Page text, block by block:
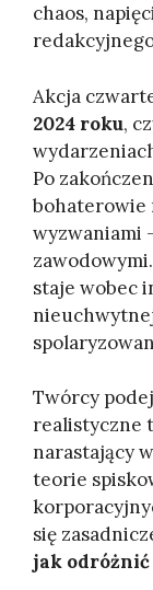
chaos,
Akcja
2024 roku,
Po
bohaterowie
wyzwaniami
staje wobec
Twórcy
realistyczne
narastający
teorie
się
jak